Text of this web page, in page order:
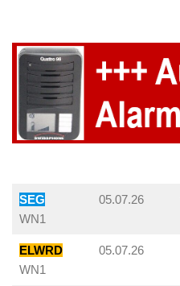
SEG
WN1
05.07.26
ELWRD
WN1
05.07.26